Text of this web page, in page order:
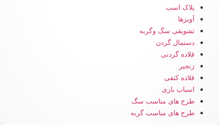
پلاک اسب
آویزها
تشویقی سگ وگربه
دستمال گردن
قلاده گردنی
زنجیر
قلاده کتفی
اسباب بازی
طرح های مناسب سگ
طرح های مناسب گربه